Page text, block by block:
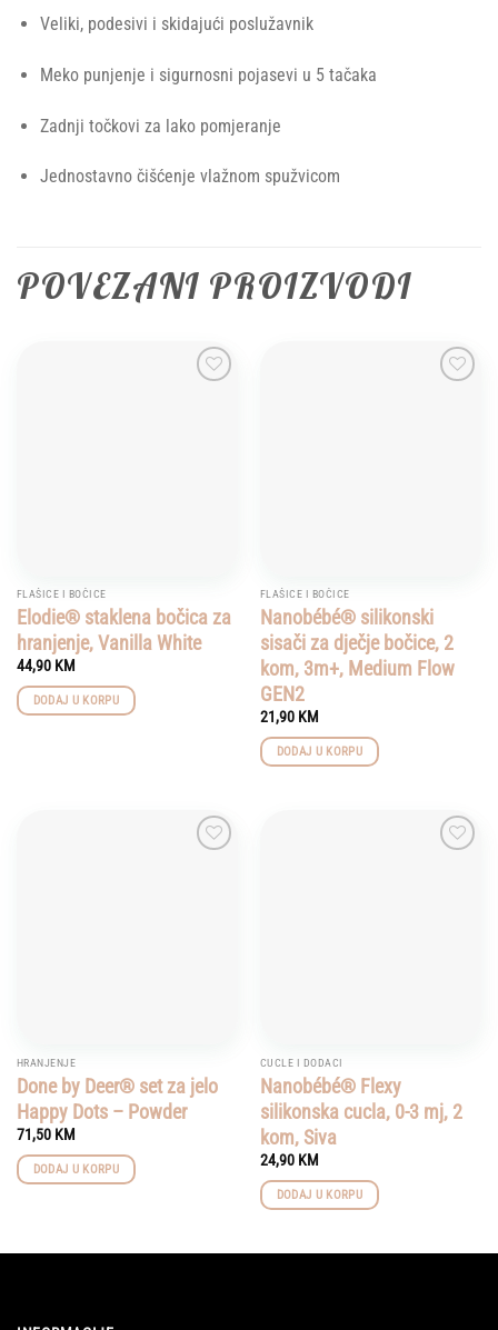
Veliki, podesivi i skidajući poslužavnik
Meko punjenje i sigurnosni pojasevi u 5 tačaka
Zadnji točkovi za lako pomjeranje
Jednostavno čišćenje vlažnom spužvicom
POVEZANI PROIZVODI
FLAŠICE I BOČICE
Elodie® staklena bočica za
hranjenje, Vanilla White
44,90 KM
DODAJ U KORPU
FLAŠICE I BOČICE
Nanobébé® silikonski
sisači za dječje bočice, 2
kom, 3m+, Medium Flow
GEN2
21,90 KM
DODAJ U KORPU
HRANJENJE
Done by Deer® set za jelo
Happy Dots – Powder
71,50 KM
DODAJ U KORPU
CUCLE I DODACI
Nanobébé® Flexy
silikonska cucla, 0-3 mj, 2
kom, Siva
24,90 KM
DODAJ U KORPU